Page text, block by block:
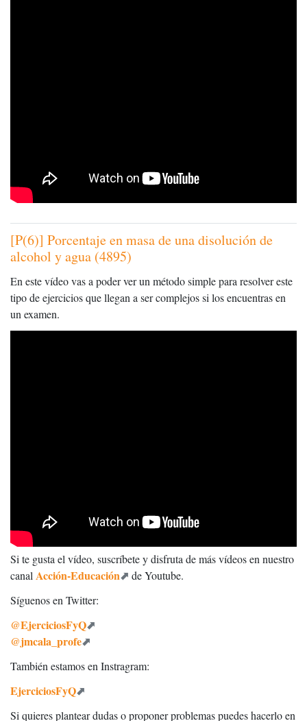
[P(6)] Porcentaje en masa de una disolución de
alcohol y agua (4895)
En este vídeo vas a poder ver un método simple para resolver este
tipo de ejercicios que llegan a ser complejos si los encuentras en
un examen.
Si te gusta el vídeo, suscríbete y disfruta de más vídeos en nuestro
canal Acción-Educación
de Youtube.
Síguenos en Twitter:
@EjerciciosFyQ
@jmcala_profe
También estamos en Instragram:
EjerciciosFyQ
Si quieres plantear dudas o proponer problemas puedes hacerlo en